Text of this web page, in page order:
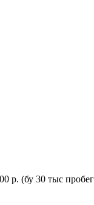
р. (бу 30 тыс